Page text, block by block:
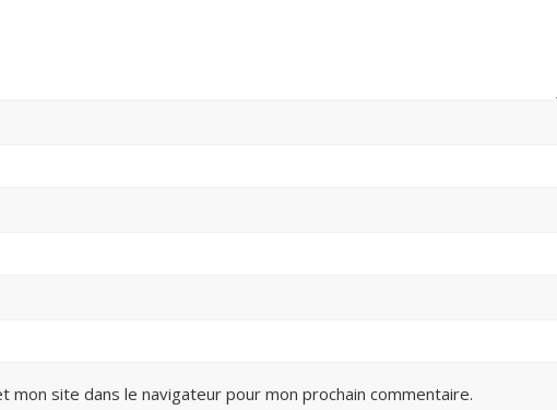
mon site dans le navigateur pour mon prochain commentaire.